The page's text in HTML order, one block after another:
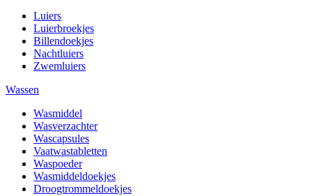
Luiers
Luierbroekjes
Billendoekjes
Nachtluiers
Zwemluiers
Wassen
Wasmiddel
Wasverzachter
Wascapsules
Vaatwastabletten
Waspoeder
Wasmiddeldoekjes
Droogtrommeldoekjes